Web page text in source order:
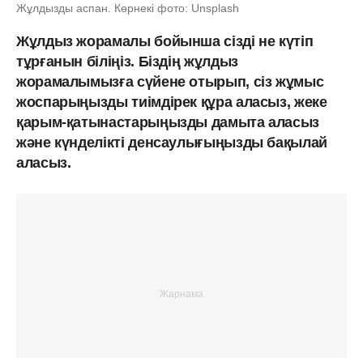
Жұлдызды аспан. Көрнекі фото: Unsplash
Жұлдыз жорамалы бойынша сізді не күтіп
тұрғанын біліңіз. Біздің жұлдыз
жорамалымызға сүйене отырып, сіз жұмыс
жоспарыңызды тиімдірек құра аласыз, жеке
қарым-қатынастарыңызды дамыта аласыз
және күнделікті денсаулығыңызды бақылай
аласыз.